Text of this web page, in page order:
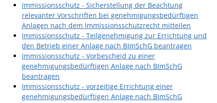
Immissionsschutz - Sicherstellung der Beachtung
relevanter Vorschriften bei genehmigungsbedürftigen
Anlagen nach dem Immissionsschutzrecht mitteilen
Immissionsschutz - Teilgenehmigung zur Errichtung und
den Betrieb einer Anlage nach BImSchG beantragen
Immissionsschutz - Vorbescheid zu einer
genehmigungsbedürftigen Anlage nach BImSchG
beantragen
Immissionsschutz - vorzeitige Errichtung einer
genehmigungsbedürftigen Anlage nach BImSchG